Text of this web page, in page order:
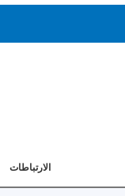
الارتباطات